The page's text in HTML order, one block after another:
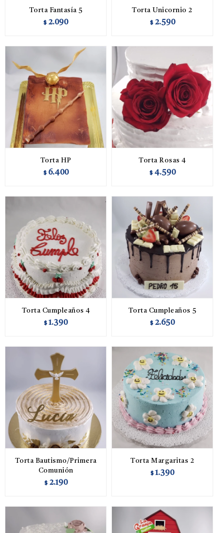
Torta Fantasía 5
$ 2.090
Torta Unicornio 2
$ 2.590
Torta HP
$ 6.400
Torta Rosas 4
$ 4.590
Torta Cumpleaños 4
$ 1.390
Torta Cumpleaños 5
$ 2.650
Torta Bautismo/Primera
Comunión
$ 2.190
Torta Margaritas 2
$ 1.390